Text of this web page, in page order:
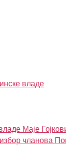
владе
Маје
чланова